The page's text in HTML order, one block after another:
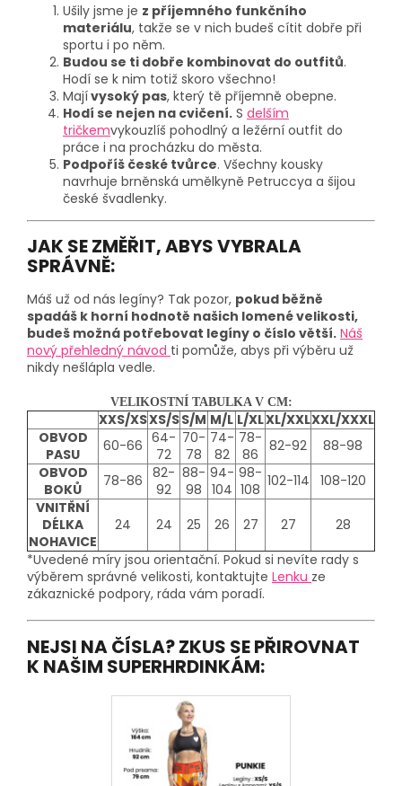
Ušily jsme je z příjemného funkčního
materiálu, takže se v nich budeš cítit dobře při
sportu i po něm.
Budou se ti dobře kombinovat do outfitů.
Hodí se k nim totiž skoro všechno!
Majívysoký pas, který tě příjemně obepne.
Hodí se nejen na cvičení. S delším
tričkemvykouzlíš pohodlný a ležérní outfit do
práce i na procházku do města.
Podpoříš české tvůrce. Všechny kousky
navrhuje brněnská umělkyně Petruccya a šijou
české švadlenky.
JAK SE ZMĚŘIT, ABYS VYBRALA
SPRÁVNĚ:
Máš už od nás legíny? Tak pozor, pokud běžně
spadáš k horní hodnotě našich lomené velikosti,
budeš možná potřebovat legíny o číslo větší. Náš
nový přehledný návod ti pomůže, abys při výběru už
nikdy nešlápla vedle.
VELIKOSTNÍ TABULKA V CM:
XXS/XSXS/SS/M M/L L/XLXL/XXLXXL/XXXL
OBVOD
PASU
60-66 64-
72
70-
78
74-
82
78-
86
82-92
88-98
OBVOD
BOKŮ
78-86 82-
92
88-
98
94-
104
98-
108 102-114
108-120
VNITŘNÍ
DÉLKA
NOHAVICE
24 24 25 26 27 27
28
*Uvedené míry jsou orientační. Pokud si nevíte rady s
výběrem správné velikosti, kontaktujte Lenku ze
zákaznické podpory, ráda vám poradí.
NEJSI NA ČÍSLA? ZKUS SE PŘIROVNAT
K NAŠIM SUPERHRDINKÁM: